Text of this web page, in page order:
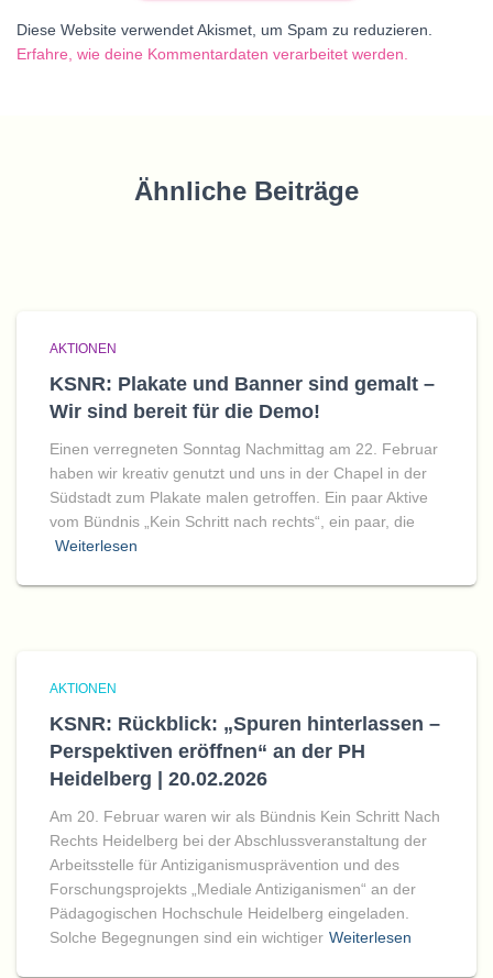
Diese Website verwendet Akismet, um Spam zu reduzieren.
Erfahre, wie deine Kommentardaten verarbeitet werden.
Ähnliche Beiträge
AKTIONEN
KSNR: Plakate und Banner sind gemalt –
Wir sind bereit für die Demo!
Einen verregneten Sonntag Nachmittag am 22. Februar
haben wir kreativ genutzt und uns in der Chapel in der
Südstadt zum Plakate malen getroffen. Ein paar Aktive
vom Bündnis „Kein Schritt nach rechts“, ein paar, die
Weiterlesen
AKTIONEN
KSNR: Rückblick: „Spuren hinterlassen –
Perspektiven eröffnen“ an der PH
Heidelberg | 20.02.2026
Am 20. Februar waren wir als Bündnis Kein Schritt Nach
Rechts Heidelberg bei der Abschlussveranstaltung der
Arbeitsstelle für Antiziganismusprävention und des
Forschungsprojekts „Mediale Antiziganismen“ an der
Pädagogischen Hochschule Heidelberg eingeladen.
Solche Begegnungen sind ein wichtiger Weiterlesen